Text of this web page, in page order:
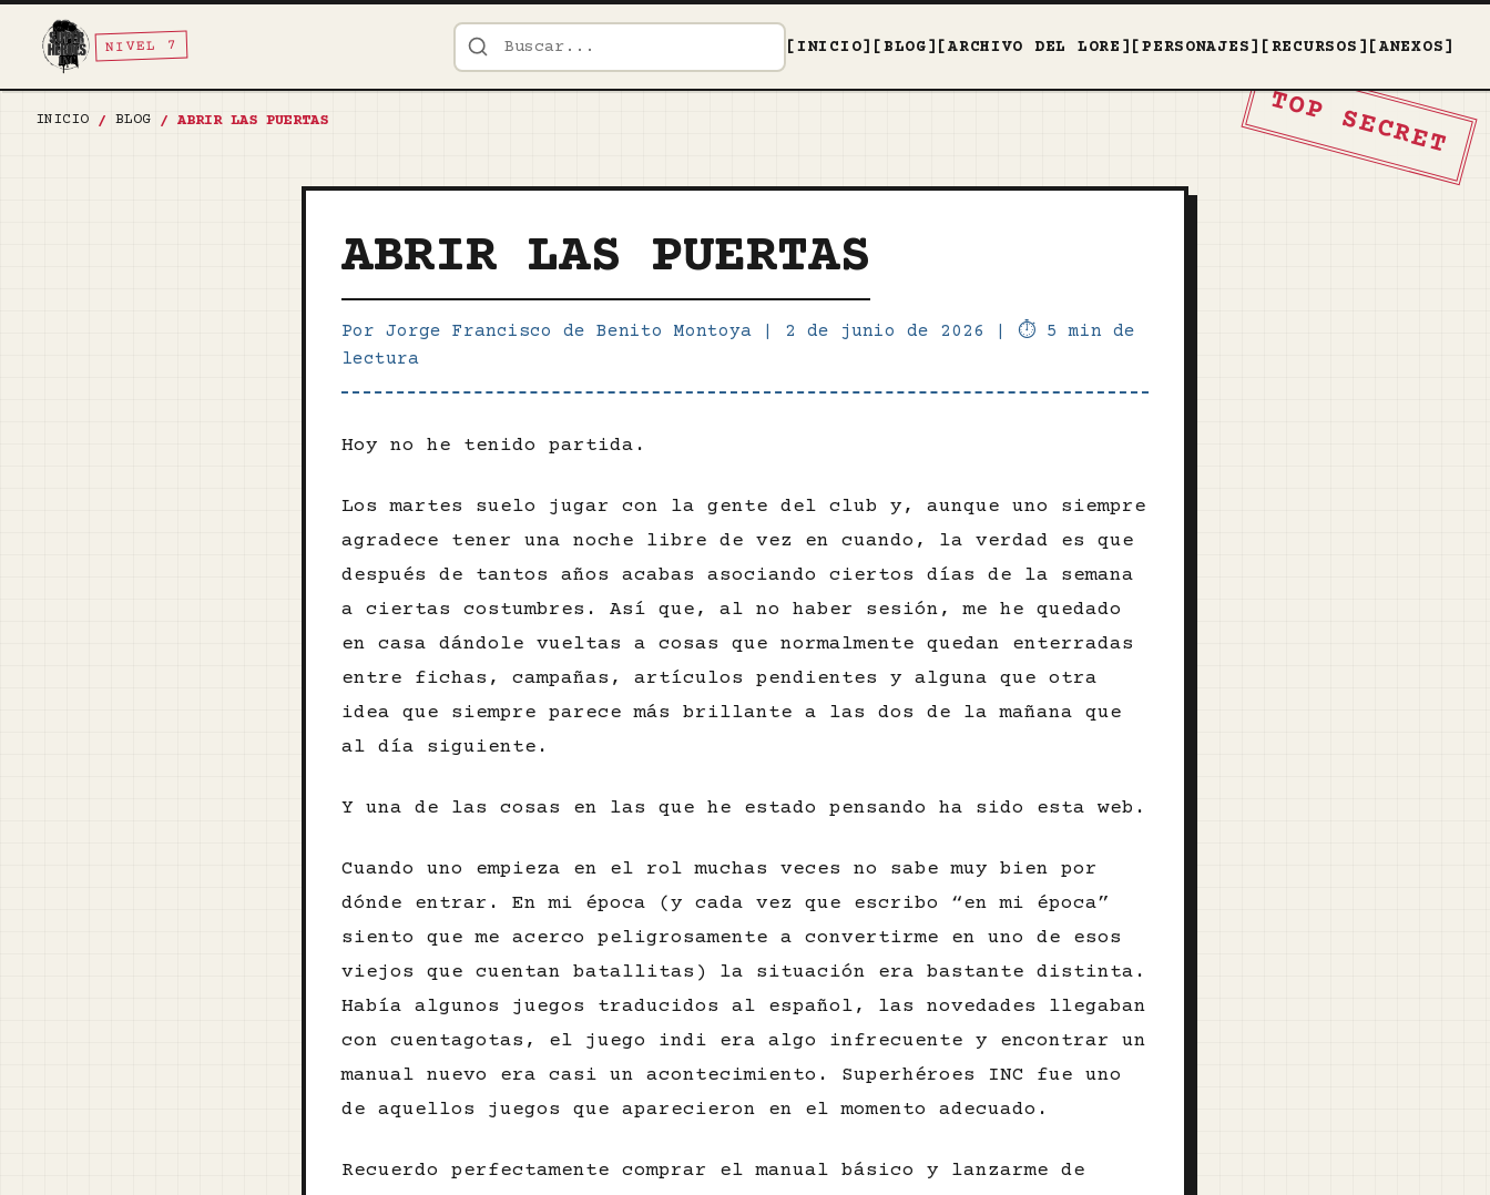
TOP SECRET
NIVEL 7 [INICIO] [BLOG] [ARCHIVO DEL LORE] [PERSONAJES] [RECURSOS] [ANEXOS]
INICIO / BLOG / ABRIR LAS PUERTAS
ABRIR LAS PUERTAS
Por Jorge Francisco de Benito Montoya 2 de junio de 2026
⏱️ 5 min de
lectura
Hoy no he tenido partida.
Los martes suelo jugar con la gente del club y, aunque uno siempre
agradece tener una noche libre de vez en cuando, la verdad es que
después de tantos años acabas asociando ciertos días de la semana
a ciertas costumbres. Así que, al no haber sesión, me he quedado
en casa dándole vueltas a cosas que normalmente quedan enterradas
entre fichas, campañas, artículos pendientes y alguna que otra
idea que siempre parece más brillante a las dos de la mañana que
al día siguiente.
Y una de las cosas en las que he estado pensando ha sido esta web.
Cuando uno empieza en el rol muchas veces no sabe muy bien por
dónde entrar. En mi época (y cada vez que escribo “en mi época”
siento que me acerco peligrosamente a convertirme en uno de esos
viejos que cuentan batallitas) la situación era bastante distinta.
Había algunos juegos traducidos al español, las novedades llegaban
con cuentagotas, el juego indi era algo infrecuente y encontrar un
manual nuevo era casi un acontecimiento. Superhéroes INC fue uno
de aquellos juegos que aparecieron en el momento adecuado.
Recuerdo perfectamente comprar el manual básico y lanzarme de